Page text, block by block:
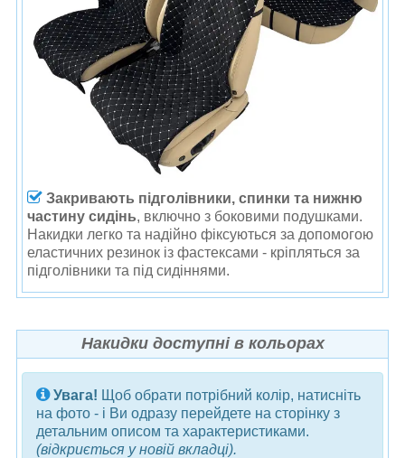
Закривають підголівники, спинки та нижню
частину сидінь, включно з боковими подушками.
Накидки легко та надійно фіксуються за допомогою
еластичних резинок із фастексами - кріпляться за
підголівники та під сидіннями.
Накидки доступні в кольорах
Увага! Щоб обрати потрібний колір, натисніть
на фото - і Ви одразу перейдете на сторінку з
детальним описом та характеристиками.
(відкриється у новій вкладці).